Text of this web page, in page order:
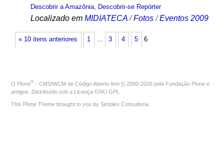
Descobrir a Amazônia, Descobrir-se Repórter
Localizado em MIDIATECA /Fotos /Eventos 2009
« 10 itens anteriores 1 … 3 4 5 6
O Plone® - CMS/WCM de Código Aberto tem © 2000-2026 pela Fundação Plone e
amigos. Distribuído sob a Licença GNU GPL
This Plone Theme brought to you by Simples Consultoria